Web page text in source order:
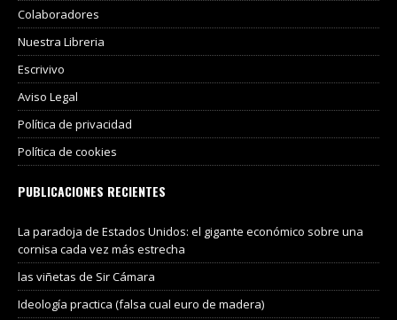
Colaboradores
Nuestra Libreria
Escrivivo
Aviso Legal
Política de privacidad
Política de cookies
PUBLICACIONES RECIENTES
La paradoja de Estados Unidos: el gigante económico sobre una
cornisa cada vez más estrecha
las viñetas de Sir Cámara
Ideología practica (falsa cual euro de madera)